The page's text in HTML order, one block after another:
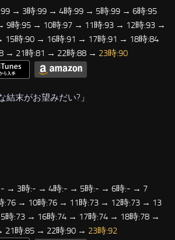
→ 3時:99 → 4時:99 → 5時:99 → 6時:95
9時:95 → 10時:97 → 11時:93 → 12時:93 →
15時:90 → 16時:91 → 17時:91 → 18時:84
→ 21時:81 → 22時:88 → 23時:90
結末がお望みだい? 」
→ 3時:- → 4時:- → 5時:- → 6時:- → 7
:76 → 10時:76 → 11時:73 → 12時:73 → 13
時:73 → 16時:74 → 17時:74 → 18時:78 →
21時:85 → 22時:90 → 23時:92